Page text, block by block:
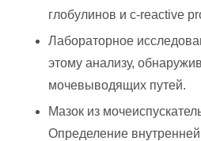
глобулинов и c-reactive
Лабораторное
этому анализу,
мочевыводящих путей.
Мазок из
Определение